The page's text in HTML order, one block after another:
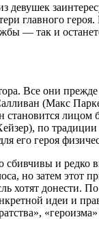
девушек
главного
— так и
Все они
(Макс
по
его героя
и
но затем
хотят донести.
идеи и